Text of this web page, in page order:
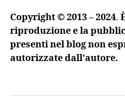
ranuncolo”, Oscar
Andreev, “Lazzaro e
Copyright © 2013 – 2024.
riproduzione e la
presenti nel blog non
autorizzate dall'autore.